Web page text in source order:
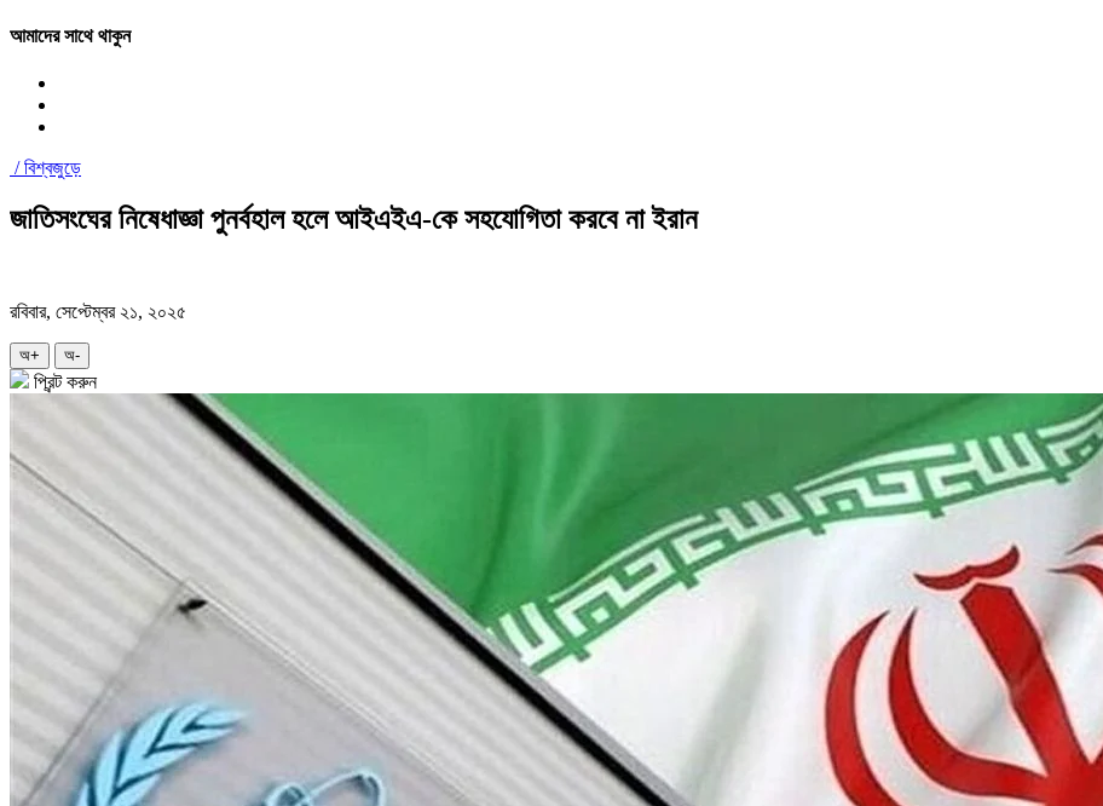
আমাদের সাথে থাকুন
/বিশ্বজুড়ে
জাতিসংঘের নিষেধাজ্ঞা পুনর্বহাল হলে আইএইএ-কে সহযোগিতা করবে না ইরান
রবিবার, সেপ্টেম্বর ২১, ২০২৫
অ+ অ-
প্রিন্ট করুন